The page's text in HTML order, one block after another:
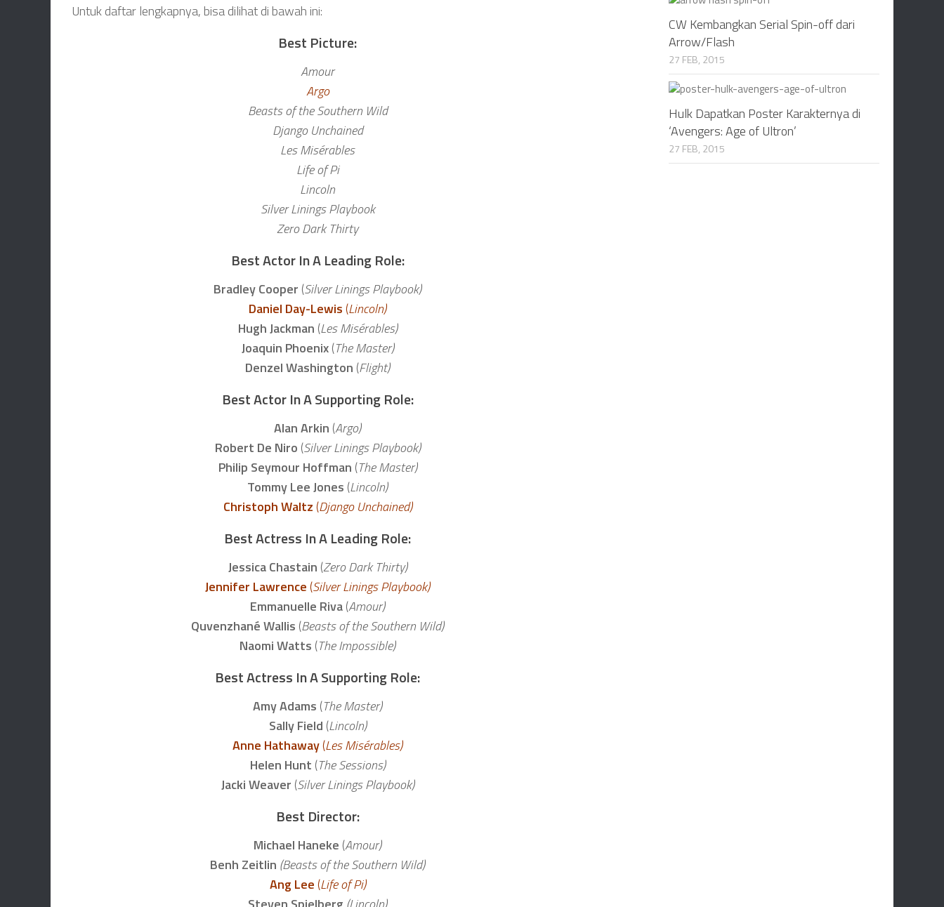
Untuk daftar lengkapnya, bisa dilihat di bawah ini:
Best Picture:
Amour
Argo
Beasts of the Southern Wild
Django Unchained
Les Misérables
Life of Pi
Lincoln
Silver Linings Playbook
Zero Dark Thirty
Best Actor In A Leading Role:
Bradley Cooper (Silver Linings Playbook)
Daniel Day-Lewis(Lincoln)
Hugh Jackman (Les Misérables)
Joaquin Phoenix(The Master)
Denzel Washington (Flight)
Best Actor In A Supporting Role:
Alan Arkin (Argo)
Robert De Niro (Silver Linings Playbook)
Philip Seymour Hoffman (The Master)
Tommy Lee Jones (Lincoln)
Christoph Waltz(Django Unchained)
Best Actress In A Leading Role:
Jessica Chastain (Zero Dark Thirty)
Jennifer Lawrence(Silver Linings Playbook)
Emmanuelle Riva(Amour)
Quvenzhané Wallis (Beasts of the Southern Wild)
Naomi Watts (The Impossible)
Best Actress In A Supporting Role:
Amy Adams (The Master)
Sally Field (Lincoln)
Anne Hathaway(Les Misérables)
Helen Hunt (The Sessions)
Jacki Weaver (Silver Linings Playbook)
Best Director:
Michael Haneke (Amour)
Benh Zeitlin (Beasts of the Southern Wild)
Ang Lee(Life of Pi)
CW Kembangkan Serial Spin-off dari
Arrow/Flash
27 FEB, 2015
Hulk Dapatkan Poster Karakternya di
‘Avengers: Age of Ultron’
27 FEB, 2015